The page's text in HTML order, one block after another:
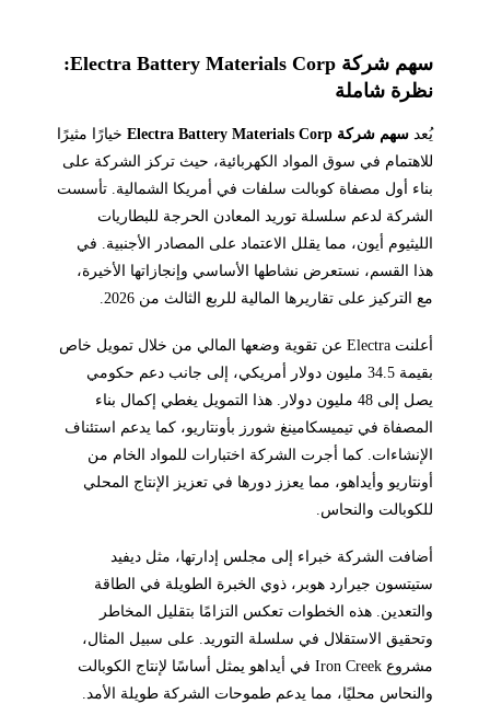
سهم شركة Electra Battery Materials Corp:
نظرة شاملة
يُعد سهم شركة Electra Battery Materials Corp
خيارًا مثيرًا
للاهتمام في سوق المواد الكهربائية، حيث تركز الشركة على
بناء أول مصفاة كوبالت سلفات في أمريكا الشمالية. تأسست
الشركة لدعم سلسلة توريد المعادن الحرجة للبطاريات
الليثيوم أيون، مما يقلل الاعتماد على المصادر الأجنبية. في
هذا القسم، نستعرض نشاطها الأساسي وإنجازاتها الأخيرة،
مع التركيز على تقاريرها المالية للربع الثالث من 2026.
أعلنت Electra عن تقوية وضعها المالي من خلال تمويل خاص
بقيمة 34.5 مليون دولار أمريكي، إلى جانب دعم حكومي
يصل إلى 48 مليون دولار. هذا التمويل يغطي إكمال بناء
المصفاة في تيميسكامينغ شورز بأونتاريو، كما يدعم استئناف
الإنشاءات. كما أجرت الشركة اختبارات للمواد الخام من
أونتاريو وأيداهو، مما يعزز دورها في تعزيز الإنتاج المحلي
للكوبالت والنحاس.
أضافت الشركة خبراء إلى مجلس إدارتها، مثل ديفيد
ستيتسون جيرارد هوبر، ذوي الخبرة الطويلة في الطاقة
والتعدين. هذه الخطوات تعكس التزامًا بتقليل المخاطر
وتحقيق الاستقلال في سلسلة التوريد. على سبيل المثال،
مشروع Iron Creek في أيداهو يمثل أساسًا لإنتاج الكوبالت
والنحاس محليًا، مما يدعم طموحات الشركة طويلة الأمد.